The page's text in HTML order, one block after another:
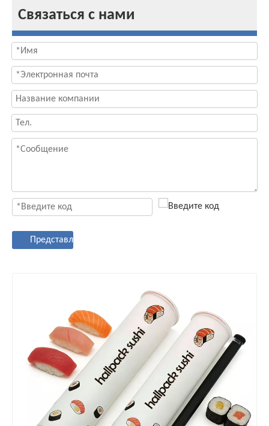
Связаться с нами
Представлять на рассмотрение